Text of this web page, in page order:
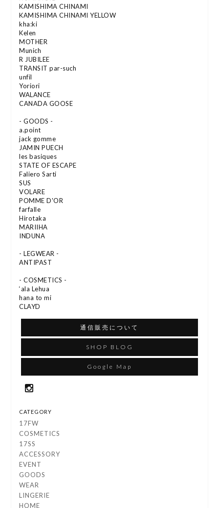
KAMISHIMA CHINAMI
KAMISHIMA CHINAMI YELLOW
kha:ki
Kelen
MOTHER
Munich
R JUBILEE
TRANSIT par-such
unfil
Yoriori
WALANCE
CANADA GOOSE
- GOODS -
a.point
jack gomme
JAMIN PUECH
les basiques
STATE OF ESCAPE
Faliero Sarti
SUS
VOLARE
POMME D'OR
farfalle
Hirotaka
MARIIHA
INDUNA
- LEGWEAR -
ANTIPAST
- COSMETICS -
‘ala Lehua
hana to mi
CLAYD
通信販売について
SHOP BLOG
Google Map
CATEGORY
17FW
COSMETICS
17SS
ACCESSORY
EVENT
GOODS
WEAR
LINGERIE
HOME